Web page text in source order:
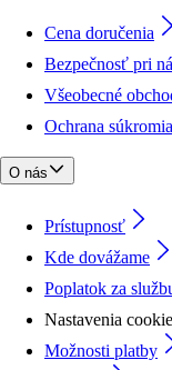
Cena doručenia
Bezpečnosť pri
Všeobecné
Ochrana súkromia
O nás
Prístupnosť
Kde dovážame
Poplatok za
Nastavenia
Možnosti platby